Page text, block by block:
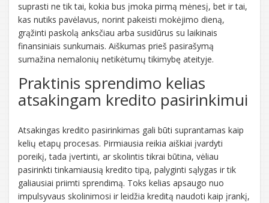
suprasti ne tik tai, kokia bus įmoka pirmą mėnesį, bet ir tai,
kas nutiks pavėlavus, norint pakeisti mokėjimo dieną,
grąžinti paskolą anksčiau arba susidūrus su laikinais
finansiniais sunkumais. Aiškumas prieš pasirašymą
sumažina nemalonių netikėtumų tikimybę ateityje.
Praktinis sprendimo kelias
atsakingam kredito pasirinkimui
Atsakingas kredito pasirinkimas gali būti suprantamas kaip
kelių etapų procesas. Pirmiausia reikia aiškiai įvardyti
poreikį, tada įvertinti, ar skolintis tikrai būtina, vėliau
pasirinkti tinkamiausią kredito tipą, palyginti sąlygas ir tik
galiausiai priimti sprendimą. Toks kelias apsaugo nuo
impulsyvaus skolinimosi ir leidžia kreditą naudoti kaip įrankį,